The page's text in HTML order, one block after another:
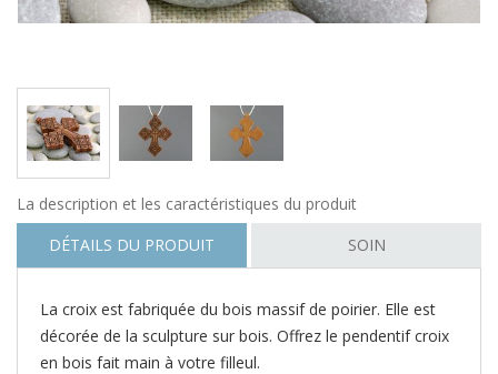
La description et les caractéristiques du produit
DÉTAILS DU PRODUIT
SOIN
La croix est fabriquée du bois massif de poirier. Elle est
décorée de la sculpture sur bois. Offrez le pendentif croix
en bois fait main à votre filleul.